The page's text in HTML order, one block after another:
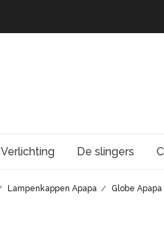
Verlichting De slingers
Lampenkappen Apapa Globe Apapa